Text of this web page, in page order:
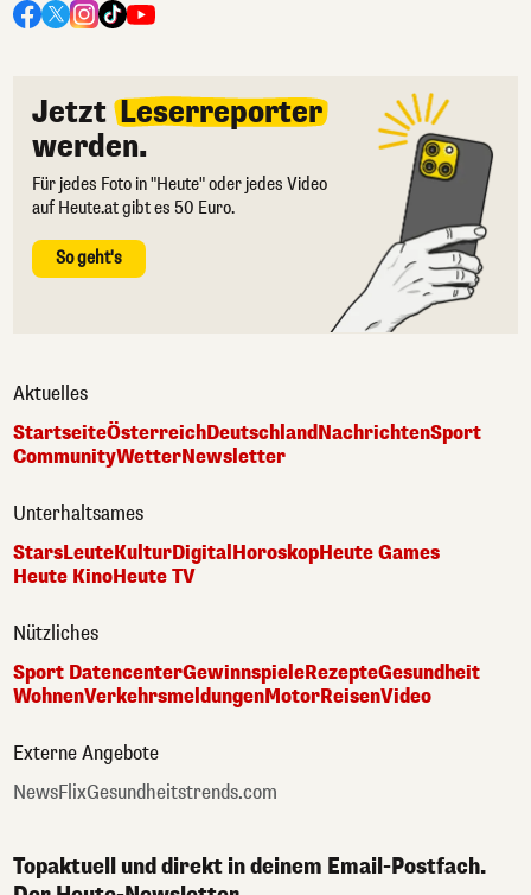
Jetzt Leserreporter
werden.
Für jedes Foto in "Heute" oder jedes Video
auf Heute.at gibt es 50 Euro.
So geht's
Aktuelles
StartseiteÖsterreichDeutschlandNachrichtenSport
CommunityWetterNewsletter
Unterhaltsames
StarsLeuteKulturDigital HoroskopHeute Games
Heute KinoHeute TV
Nützliches
Sport DatencenterGewinnspieleRezepteGesundheit
WohnenVerkehrsmeldungenMotorReisenVideo
Externe Angebote
NewsFlixGesundheitstrends.com
Topaktuell und direkt in deinem Email-Postfach.